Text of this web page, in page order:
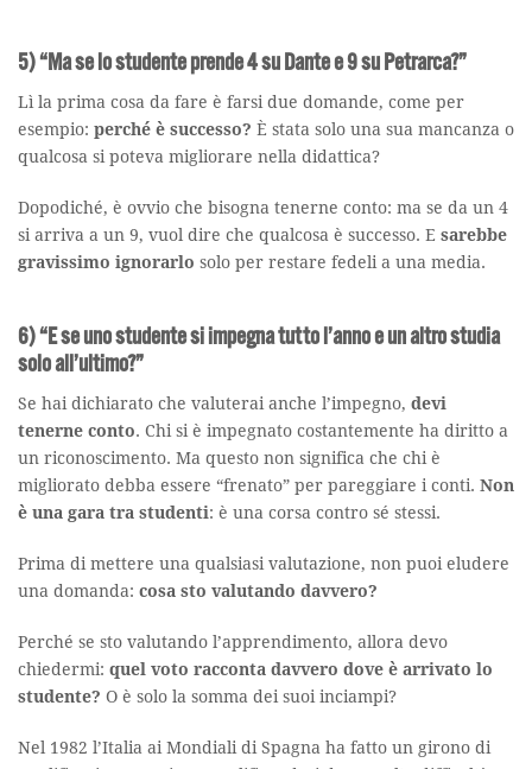
5) “Ma se lo studente prende 4 su Dante e 9 su Petrarca?”
Lì la prima cosa da fare è farsi due domande, come per
esempio: perché è successo? È stata solo una sua mancanza o
qualcosa si poteva migliorare nella didattica?
Dopodiché, è ovvio che bisogna tenerne conto: ma se da un 4
si arriva a un 9, vuol dire che qualcosa è successo. E sarebbe
gravissimo ignorarlo solo per restare fedeli a una media.
6) “E se uno studente si impegna tutto l’anno e un altro studia
solo all’ultimo?”
Se hai dichiarato che valuterai anche l’impegno, devi
tenerne conto. Chi si è impegnato costantemente ha diritto a
un riconoscimento. Ma questo non significa che chi è
migliorato debba essere “frenato” per pareggiare i conti. Non
è una gara tra studenti: è una corsa contro sé stessi.
Prima di mettere una qualsiasi valutazione, non puoi eludere
una domanda: cosa sto valutando davvero?
Perché se sto valutando l’apprendimento, allora devo
chiedermi: quel voto racconta davvero dove è arrivato lo
studente? O è solo la somma dei suoi inciampi?
Nel 1982 l’Italia ai Mondiali di Spagna ha fatto un girono di